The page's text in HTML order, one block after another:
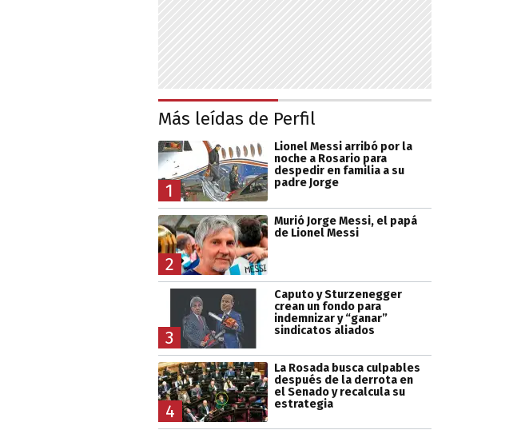
Más leídas de Perfil
1
Lionel Messi arribó por la
noche a Rosario para
despedir en familia a su
padre Jorge
2
Murió Jorge Messi, el papá
de Lionel Messi
3
Caputo y Sturzenegger
crean un fondo para
indemnizar y “ganar”
sindicatos aliados
4
La Rosada busca culpables
después de la derrota en
el Senado y recalcula su
estrategia